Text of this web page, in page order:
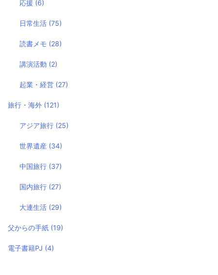
応援 (6)
日常生活 (75)
読書メモ (28)
講演活動 (2)
起業・経営 (27)
旅行・海外 (121)
アジア旅行 (25)
世界遺産 (34)
中国旅行 (37)
国内旅行 (27)
大連生活 (29)
父からの手紙 (19)
電子書籍PJ (4)